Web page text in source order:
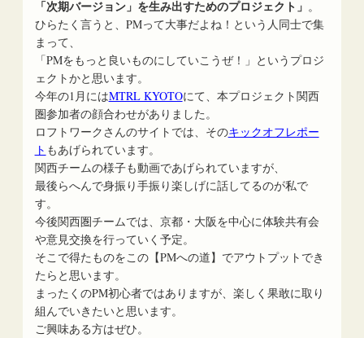
「次期バージョン」を生み出すためのプロジェクト」 。
ひらたく言うと、PMって大事だよね！という人同士で集
まって、
「PMをもっと良いものにしていこうぜ！」というプロジ
ェクトかと思います。
今年の1月にはMTRL KYOTOにて、本プロジェクト関西
圏参加者の顔合わせがありました。
ロフトワークさんのサイトでは、そのキックオフレポー
ト もあげられています。
関西チームの様子も動画であげられていますが、
最後らへんで身振り手振り楽しげに話してるのが私で
す。
今後関西圏チームでは、京都・大阪を中心に体験共有会
や意見交換を行っていく予定。
そこで得たものをこの【PMへの道】でアウトプットでき
たらと思います。
まったくのPM初心者ではありますが、楽しく果敢に取り
組んでいきたいと思います。
ご興味ある方はぜひ。